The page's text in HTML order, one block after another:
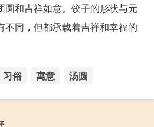
圆和吉祥如意。饺子的形状与元
不同，但都承载着吉祥和幸福的
习俗 寓意 汤圆